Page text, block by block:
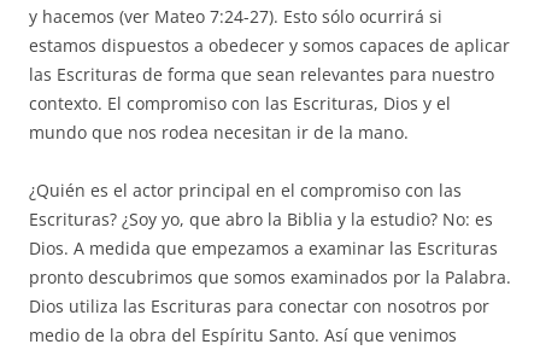
y hacemos (ver Mateo 7:24-27). Esto sólo ocurrirá si
estamos dispuestos a obedecer y somos capaces de aplicar
las Escrituras de forma que sean relevantes para nuestro
contexto. El compromiso con las Escrituras, Dios y el
mundo que nos rodea necesitan ir de la mano.
¿Quién es el actor principal en el compromiso con las
Escrituras? ¿Soy yo, que abro la Biblia y la estudio? No: es
Dios. A medida que empezamos a examinar las Escrituras
pronto descubrimos que somos examinados por la Palabra.
Dios utiliza las Escrituras para conectar con nosotros por
medio de la obra del Espíritu Santo. Así que venimos